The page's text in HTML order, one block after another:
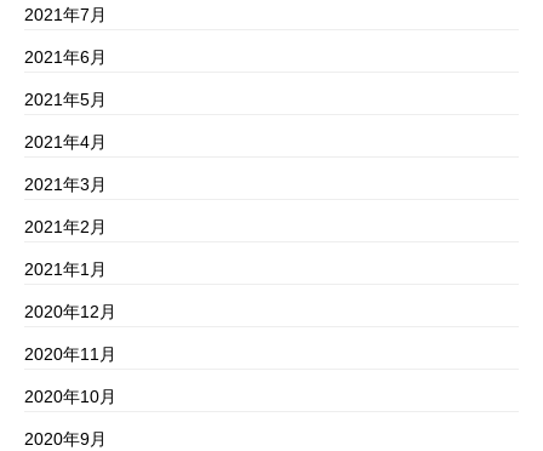
2021年7月
2021年6月
2021年5月
2021年4月
2021年3月
2021年2月
2021年1月
2020年12月
2020年11月
2020年10月
2020年9月